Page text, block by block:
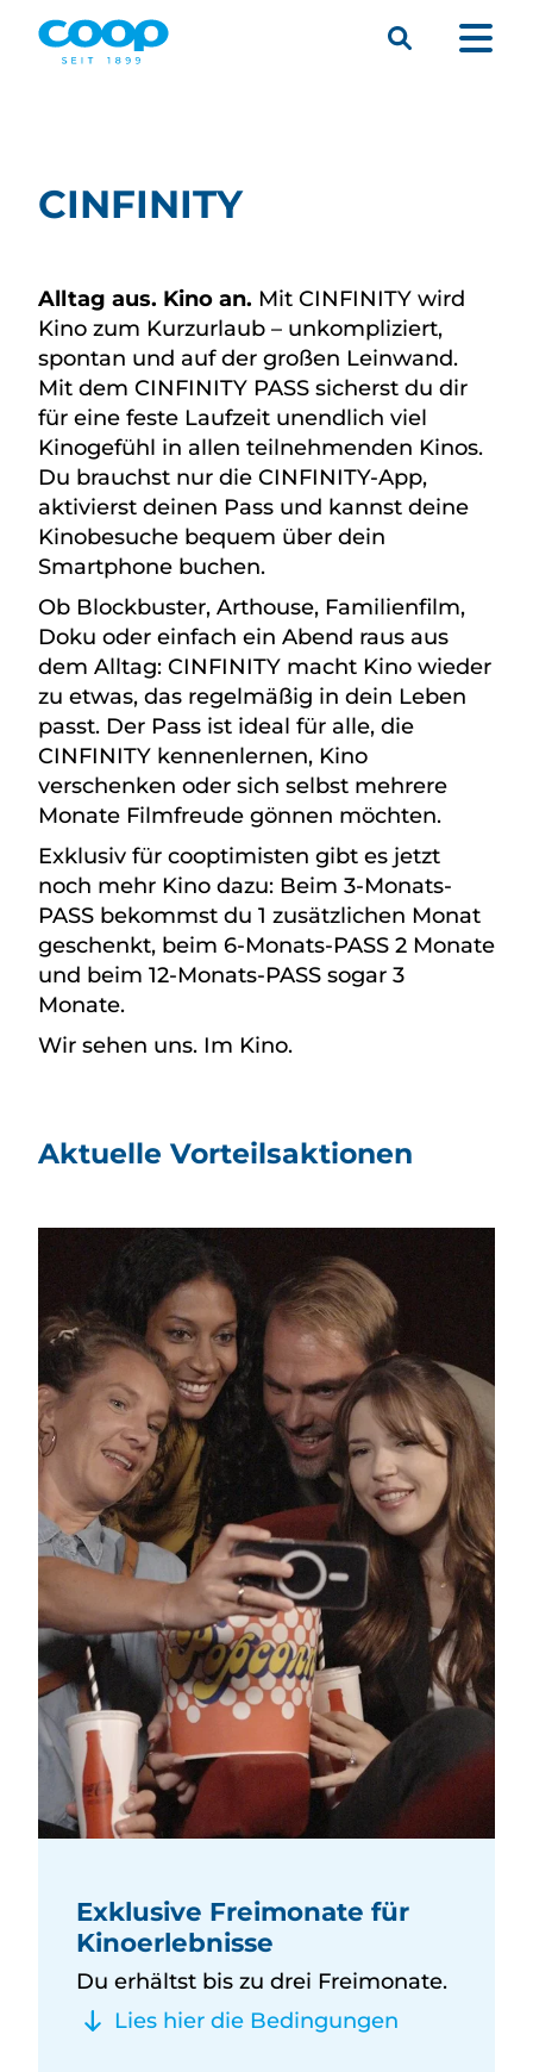
Menü
Suche
CINFINITY
Alltag aus. Kino an. Mit CINFINITY wird
Kino zum Kurzurlaub – unkompliziert,
spontan und auf der großen Leinwand.
Mit dem CINFINITY PASS sicherst du dir
für eine feste Laufzeit unendlich viel
Kinogefühl in allen teilnehmenden Kinos.
Du brauchst nur die CINFINITY-App,
aktivierst deinen Pass und kannst deine
Kinobesuche bequem über dein
Smartphone buchen.
Ob Blockbuster, Arthouse, Familienfilm,
Doku oder einfach ein Abend raus aus
dem Alltag: CINFINITY macht Kino wieder
zu etwas, das regelmäßig in dein Leben
passt. Der Pass ist ideal für alle, die
CINFINITY kennenlernen, Kino
verschenken oder sich selbst mehrere
Monate Filmfreude gönnen möchten.
Exklusiv für cooptimisten gibt es jetzt
noch mehr Kino dazu: Beim 3-Monats-
PASS bekommst du 1 zusätzlichen Monat
geschenkt, beim 6-Monats-PASS 2 Monate
und beim 12-Monats-PASS sogar 3
Monate.
Wir sehen uns. Im Kino.
Aktuelle Vorteilsaktionen
Exklusive Freimonate für
Kinoerlebnisse
Du erhältst bis zu drei Freimonate.
Lies hier die Bedingungen